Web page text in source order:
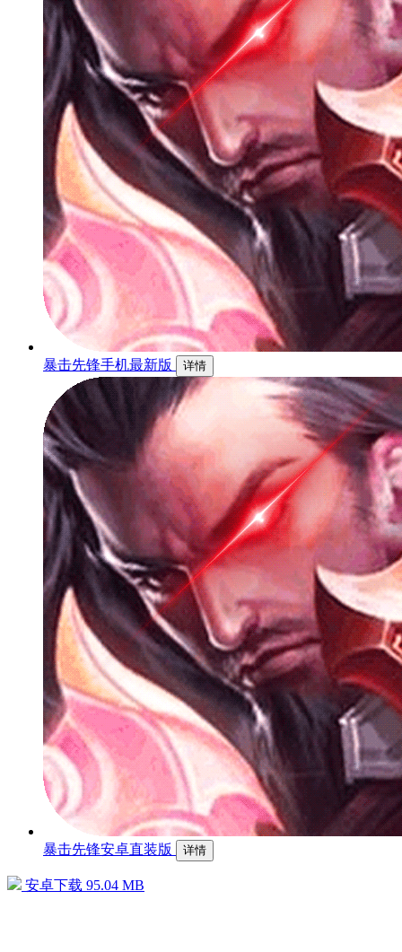
暴击先锋手机最新版 详情
暴击先锋安卓直装版 详情
安卓下载 95.04 MB